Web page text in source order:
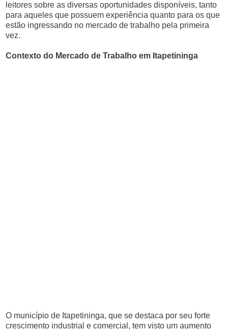
leitores sobre as diversas oportunidades disponíveis, tanto
para aqueles que possuem experiência quanto para os que
estão ingressando no mercado de trabalho pela primeira
vez.
Contexto do Mercado de Trabalho em Itapetininga
O município de Itapetininga, que se destaca por seu forte
crescimento industrial e comercial, tem visto um aumento